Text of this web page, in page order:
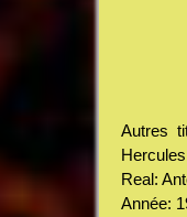
Autres
Real:
Année: